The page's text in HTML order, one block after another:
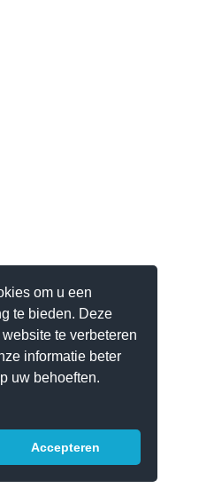
om u een
te bieden. Deze
te verbeteren
informatie beter
uw behoeften.
Accepteren
Technasium